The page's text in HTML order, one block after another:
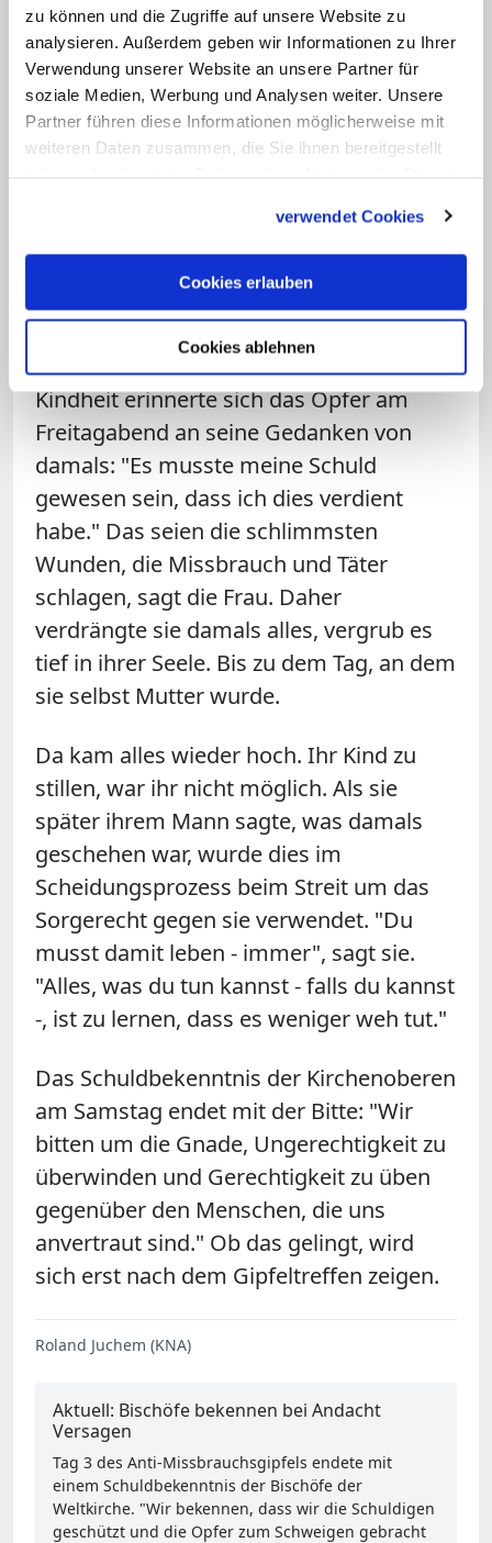
zu können und die Zugriffe auf unsere Website zu
analysieren. Außerdem geben wir Informationen zu Ihrer
Verwendung unserer Website an unsere Partner für
soziale Medien, Werbung und Analysen weiter. Unsere
Partner führen diese Informationen möglicherweise mit
weiteren Daten zusammen, die Sie ihnen bereitgestellt
verwendet Cookies
Cookies erlauben
Cookies ablehnen
Missbrauch und Vertuschung sind,
können wir Verbündete sein." Sollten die
Bischöfe und Oberen aber "nicht radikal
auf der Seite der Kinder, Mütter, Familien
und Zivilgesellschaft sein, dann haben Sie
würden Journalisten zu ihren
"schlimmsten Feinden".
"Du musst damit leben - immer"
Beim Blick zurück in die verlorene
Kindheit erinnerte sich das Opfer am
Freitagabend an seine Gedanken von
damals: "Es musste meine Schuld
gewesen sein, dass ich dies verdient
habe." Das seien die schlimmsten
Wunden, die Missbrauch und Täter
schlagen, sagt die Frau. Daher
verdrängte sie damals alles, vergrub es
tief in ihrer Seele. Bis zu dem Tag, an dem
sie selbst Mutter wurde.
Da kam alles wieder hoch. Ihr Kind zu
stillen, war ihr nicht möglich. Als sie
später ihrem Mann sagte, was damals
geschehen war, wurde dies im
Scheidungsprozess beim Streit um das
Sorgerecht gegen sie verwendet. "Du
musst damit leben - immer", sagt sie.
"Alles, was du tun kannst - falls du kannst
-, ist zu lernen, dass es weniger weh tut."
Das Schuldbekenntnis der Kirchenoberen
am Samstag endet mit der Bitte: "Wir
bitten um die Gnade, Ungerechtigkeit zu
überwinden und Gerechtigkeit zu üben
gegenüber den Menschen, die uns
anvertraut sind." Ob das gelingt, wird
sich erst nach dem Gipfeltreffen zeigen.
Roland Juchem (KNA)
Aktuell: Bischöfe bekennen bei Andacht
Versagen
Tag 3 des Anti-Missbrauchsgipfels endete mit
einem Schuldbekenntnis der Bischöfe der
Weltkirche. "Wir bekennen, dass wir die Schuldigen
geschützt und die Opfer zum Schweigen gebracht